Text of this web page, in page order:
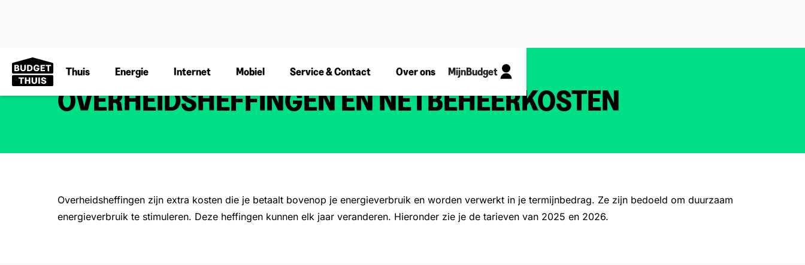
Thuis Energie Internet Mobiel Service & Contact Over ons MijnBudget
OVERHEIDSHEFFINGEN EN NETBEHEERKOSTEN
Overheidsheffingen zijn extra kosten die je betaalt bovenop je energieverbruik en worden verwerkt in je termijnbedrag. Ze zijn bedoeld om duurzaam
energieverbruik te stimuleren. Deze heffingen kunnen elk jaar veranderen. Hieronder zie je de tarieven van 2025 en 2026.